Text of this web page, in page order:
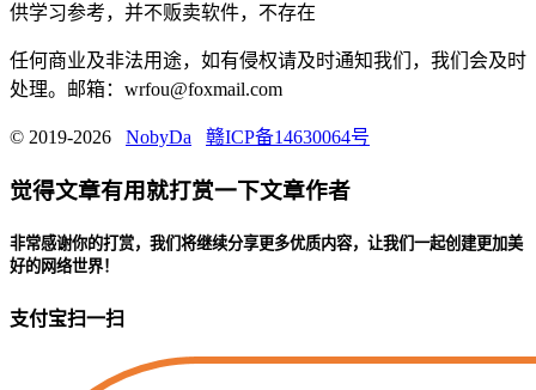
供学习参考，并不贩卖软件，不存在
任何商业及非法用途，如有侵权请及时通知我们，我们会及时
处理。邮箱：wrfou@foxmail.com
© 2019-2026 NobyDa 赣ICP备14630064号
觉得文章有用就打赏一下文章作者
非常感谢你的打赏，我们将继续分享更多优质内容，让我们一起创建更加美
好的网络世界！
支付宝扫一扫